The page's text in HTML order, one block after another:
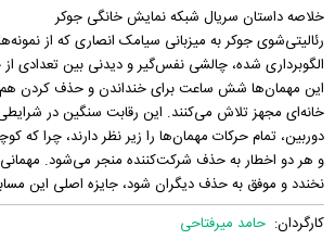
خلاصه داستان سریال شبکه نمایش خانگی جوکر
رئالیتی‌شوی جوکر به میزبانی سیامک انصاری که از
الگوبرداری شده، چالشی نفس‌گیر و دیدنی بین تعدادی
این مهمان‌ها شش ساعت برای خنداندن و حذف کردن
دوربین، تمام حرکات مهمان‌ها را زیر نظر دارند، چرا که
و هر دو اخطار به حذف شرکت‌کننده منجر می‌شود. مهمانی
نخندد و موفق به حذف دیگران شود، جایزه اصلی این‌
کارگردان: حامد میرفتاحی